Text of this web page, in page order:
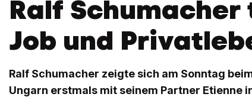
Ralf
Job und
Ralf Schumacher zeigte sich am Sonntag
Ungarn erstmals mit seinem Partner Etienne